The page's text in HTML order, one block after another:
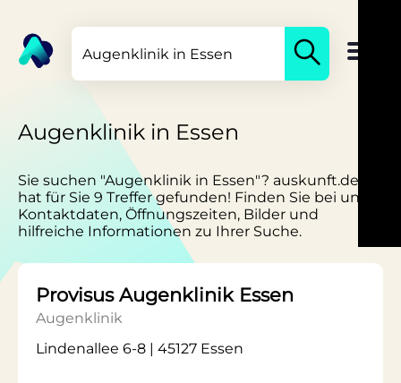
Augenklinik in Essen
Sie suchen "Augenklinik in Essen"? auskunft.de
hat für Sie 9 Treffer gefunden! Finden Sie bei uns
Kontaktdaten, Öffnungszeiten, Bilder und
hilfreiche Informationen zu Ihrer Suche.
Provisus Augenklinik Essen
Augenklinik
Lindenallee 6-8 | 45127 Essen